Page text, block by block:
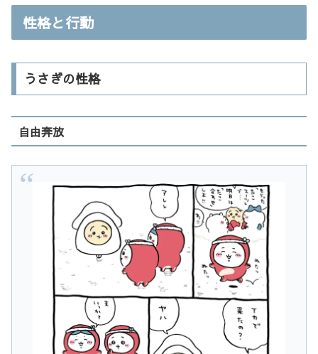
性格と行動
うさぎの性格
自由奔放